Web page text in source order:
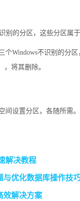
别的分区，这些分区属于
Windows不识别的分
将其删除。
间设置分区，各随所需。
解决教程
与优化数据库操作技
效解决方案